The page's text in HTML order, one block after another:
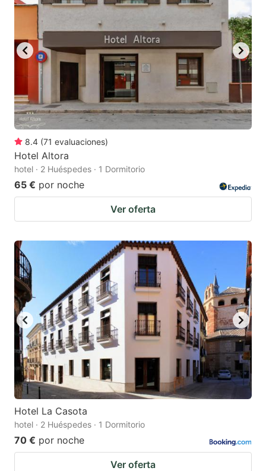
8.4 (71 evaluaciones)
Hotel Altora
hotel · 2 Huéspedes · 1 Dormitorio
65 € por noche
Ver oferta
Hotel La Casota
hotel · 2 Huéspedes · 1 Dormitorio
70 € por noche
Ver oferta